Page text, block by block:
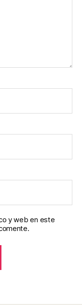
y web en este